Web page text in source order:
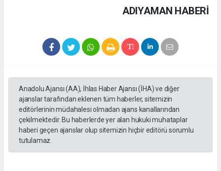
ADIYAMAN HABERİ
Anadolu Ajansı (AA), İhlas Haber Ajansı (İHA) ve diğer
ajanslar tarafından eklenen tüm haberler, sitemizin
editörlerinin müdahalesi olmadan ajans kanallarından
çekilmektedir. Bu haberlerde yer alan hukuki muhataplar
haberi geçen ajanslar olup sitemizin hiçbir editörü sorumlu
tutulamaz.